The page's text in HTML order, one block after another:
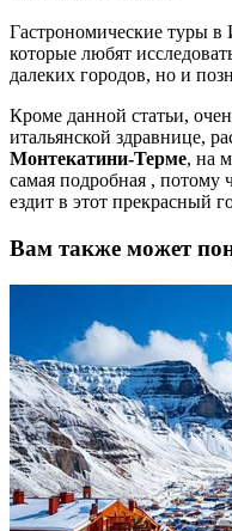
Гастрономические туры в
которые любят
далеких городов, но и
Кроме данной статьи,
итальянской здравнице,
Монтекатини-Терме, на
самая подробная ,
ездит в этот прекрасный
Вам также может